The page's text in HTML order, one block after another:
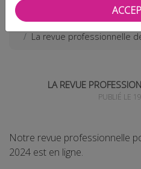
Les actualités
La revue professionnelle
LA REVUE
PUBLIÉ LE
Notre revue professionnelle
2024 est en ligne.